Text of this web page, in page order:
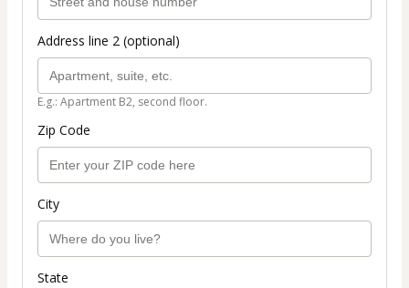
Address line 2 (optional)
E.g.: Apartment B2, second floor.
Zip Code
City
State